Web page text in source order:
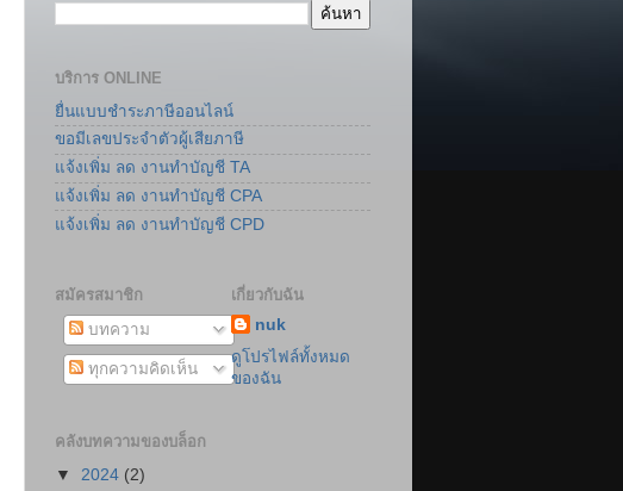
บริการ ONLINE
ยื่นแบบชำระภาษีออนไลน์
ขอมีเลขประจำตัวผู้เสียภาษี
แจ้งเพิ่ม ลด งานทำบัญชี TA
แจ้งเพิ่ม ลด งานทำบัญชี CPA
แจ้งเพิ่ม ลด งานทำบัญชี CPD
สมัครสมาชิก
บทความ
ทุกความคิดเห็น
เกี่ยวกับฉัน
nuk
ดูโปรไฟล์ทั้งหมด
ของฉัน
คลังบทความของบล็อก
▼ 2024 (2)